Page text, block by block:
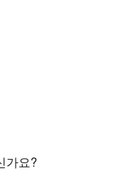
가요?